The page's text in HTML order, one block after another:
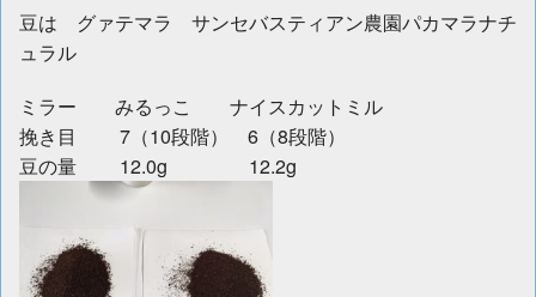
豆は グァテマラ サンセバスティアン農園パカマラナチ
ュラル
ミラー みるっこ ナイスカットミル
挽き目 7（10段階） 6（8段階）
豆の量 12.0g 12.2g